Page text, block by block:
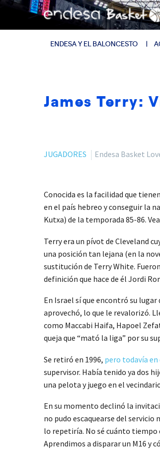
ENDESA Y EL BALONCESTO
James Terry:
JUGADORES Endesa Basket
Conocida es la facilidad que
en el país hebreo y conseguir la
Kutxa) de la temporada 85-86.
Terry era un pívot de Cleveland
una posición tan lejana (en la
sustitución de Terry White.
definición que hace de él Jordi
En Israel sí que encontró su
aprovechó, lo que le revalorizó.
como Maccabi Haifa, Hapoel
queja que “mató la liga” por su
Se retiró en 1996, pero todavía
supervisor. Había tenido ya dos
una pelota y juego en el
En su momento declinó la
no pudo escaquearse del
lo repetiría. No sé cuánto tiempo
Aprendimos a disparar un M16 y